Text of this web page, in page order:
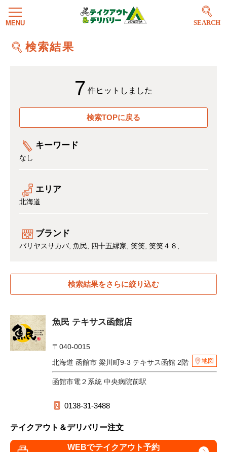
SEARCH
検索結果
7 件ヒットしました
検索TOPに戻る
キーワード
なし
エリア
北海道
ブランド
バリヤスサカバ 魚民 四十五縁家 笑笑 笑笑４８
検索結果をさらに絞り込む
魚民 テキサス函館店
〒040-0015
北海道 函館市 梁川町9-3 テキサス函館 2階
地図
函館市電２系統 中央病院前駅
0138-31-3488
テイクアウト＆デリバリー注文
WEBでテイクアウト予約